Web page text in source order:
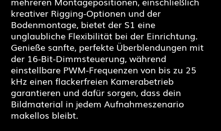
kreativer Rigging-Optionen und der
Bodenmontage, bietet der S1 eine
unglaubliche Flexibilität bei der Einrichtung.
Genieße sanfte, perfekte Überblendungen mit
der 16-Bit-Dimmsteuerung, während
einstellbare PWM-Frequenzen von bis zu 25
kHz einen flackerfreien Kamerabetrieb
garantieren und dafür sorgen, dass dein
Bildmaterial in jedem Aufnahmeszenario
makellos bleibt.